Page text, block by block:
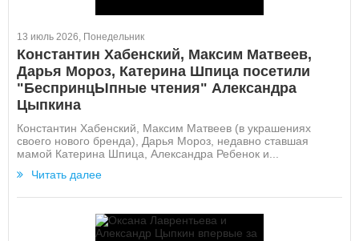
13 июль 2026, Понедельник
Константин Хабенский, Максим Матвеев,
Дарья Мороз, Катерина Шпица посетили
"БеспринцЫпные чтения" Александра
Цыпкина
Константин Хабенский, Максим Матвеев (в украшениях
своего нового бренда), Дарья Мороз, недавно ставшая
мамой Катерина Шпица, Александра Ребенок и...
Читать далее